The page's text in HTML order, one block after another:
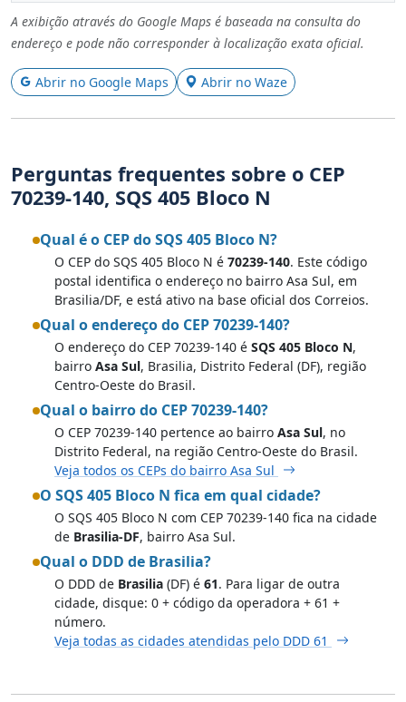
A exibição através do Google Maps é baseada na consulta do
endereço e pode não corresponder à localização exata oficial.
Abrir no Google Maps Abrir no Waze
Perguntas frequentes sobre o CEP
70239-140, SQS 405 Bloco N
Qual é o CEP do SQS 405 Bloco N?
O CEP do SQS 405 Bloco N é 70239-140. Este código
postal identifica o endereço no bairro Asa Sul, em
Brasilia/DF, e está ativo na base oficial dos Correios.
Qual o endereço do CEP 70239-140?
O endereço do CEP 70239-140 é SQS 405 Bloco N,
bairro Asa Sul, Brasilia, Distrito Federal (DF), região
Centro-Oeste do Brasil.
Qual o bairro do CEP 70239-140?
O CEP 70239-140 pertence ao bairro Asa Sul, no
Distrito Federal, na região Centro-Oeste do Brasil.
Veja todos os CEPs do bairro Asa Sul
O SQS 405 Bloco N fica em qual cidade?
O SQS 405 Bloco N com CEP 70239-140 fica na cidade
de Brasilia-DF, bairro Asa Sul.
Qual o DDD de Brasilia?
O DDD de Brasilia (DF) é 61. Para ligar de outra
cidade, disque: 0 + código da operadora + 61 +
número.
Veja todas as cidades atendidas pelo DDD 61